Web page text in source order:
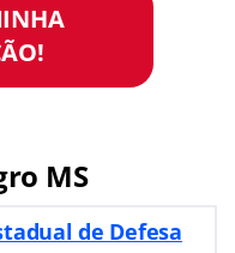
MS
de Defesa